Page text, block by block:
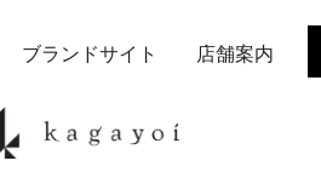
ブランドサイト 店舗案内